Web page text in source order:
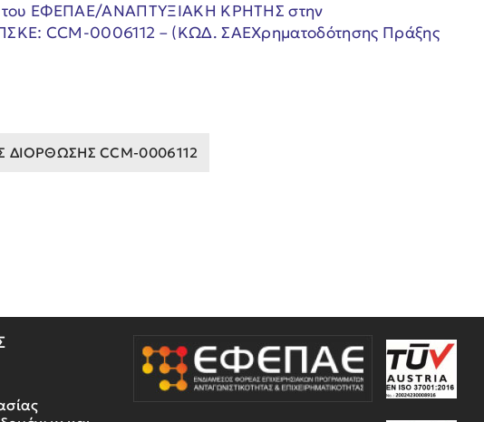
του ΕΦΕΠΑΕ/ΑΝΑΠΤΥΞΙΑΚΗ ΚΡΗΤΗΣ στην
CCM-0006112 – (ΚΩΔ. ΣΑΕΧρηματοδότησης Πράξης
CCM-0006112